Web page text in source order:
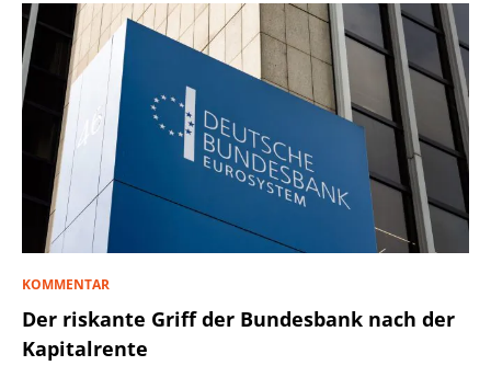
KOMMENTAR
Der riskante Griff der Bundesbank nach der
Kapitalrente